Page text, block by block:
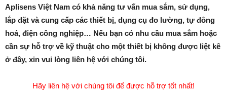
Aplisens Việt Nam có khả năng tư vấn mua sắm, sử dụng,
lắp đặt và cung cấp các thiết bị, dụng cụ đo lường, tự đông
hoá, điện công nghiệp… Nếu bạn có nhu cầu mua sắm hoặc
cần sự hỗ trợ về kỹ thuật cho một thiết bị không được liệt kê
ở đây, xin vui lòng liên hệ với chúng tôi.
Hãy liên hệ với chúng tôi để được hỗ trợ tốt nhất!